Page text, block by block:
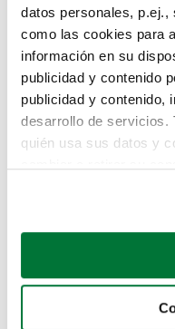
datos personales, p.ej.,
como las cookies para
información en su
publicidad y contenido
publicidad y contenido,
desarrollo de servicios.
quién usa sus datos y
Si lo permite, también
Recopilar
Identificar su
Lo sentimos,
te hemos
Pero puedes
buscando en alguno
Coches de segunda
Coches de km0